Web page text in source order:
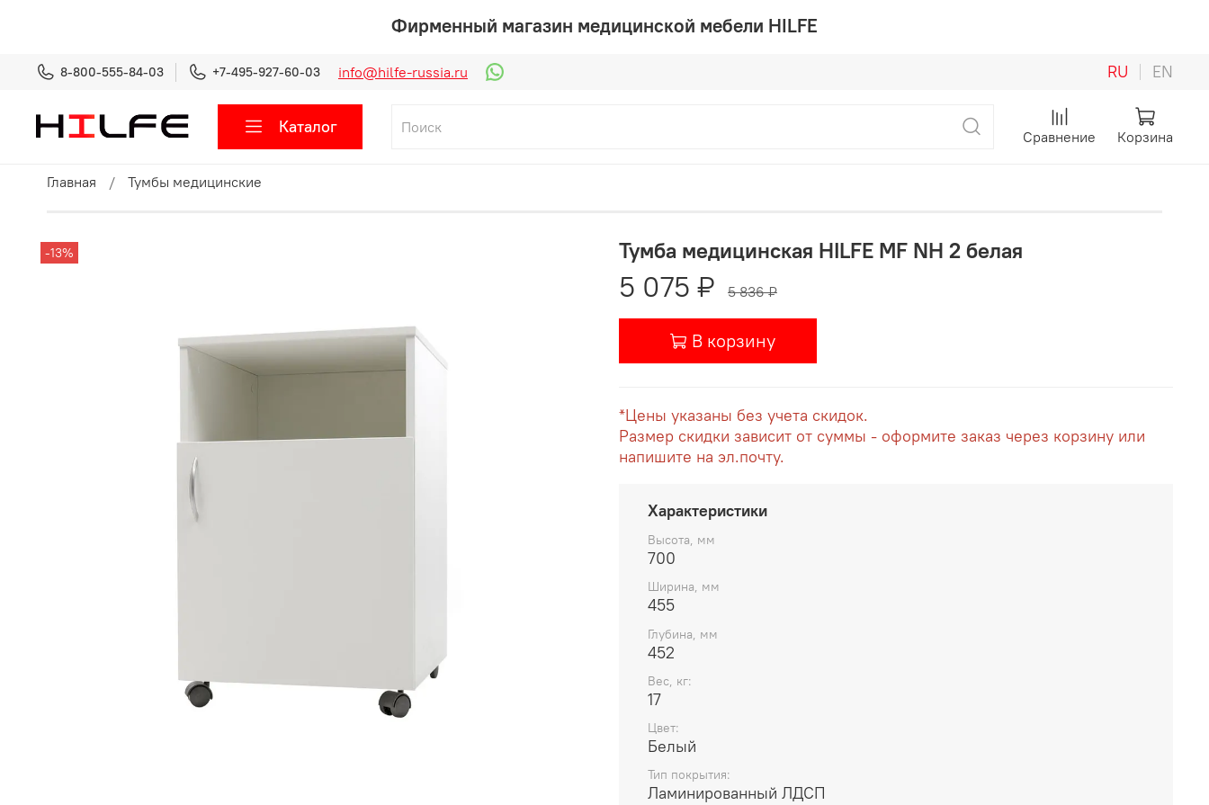
Фирменный магазин медицинской мебели HILFE
info@hilfe-russia.ru
8-800-555-84-03 +7-495-927-60-03 RU EN
Каталог Сравнение Корзина
Главная Тумбы медицинские
-13% Тумба медицинская HILFE MF NH 2 белая
5 075 ₽ 5 836 ₽
В корзину
*Цены указаны без учета скидок.
Размер скидки зависит от суммы - оформите заказ через корзину или
напишите на эл.почту.
Характеристики
Высота, мм
700
Ширина, мм
455
Глубина, мм
452
Вес, кг:
17
Цвет:
Белый
Тип покрытия:
Ламинированный ЛДСП